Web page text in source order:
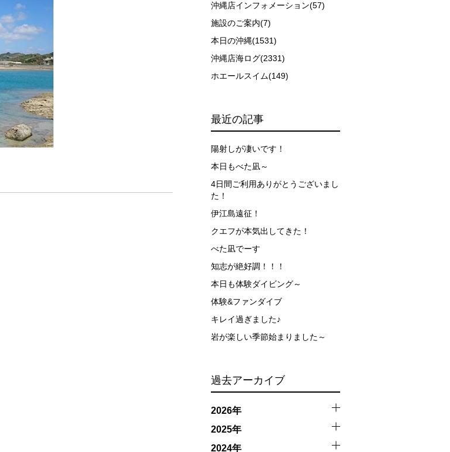
沖縄店インフォメーション(57)
施設のご案内(7)
本日の沖縄(1531)
沖縄店海ログ(2331)
ホエールスイム(149)
最近の記事
陽射しが凄いです！
本日もべた凪～
4日間ご利用ありがとうございまし
た！
伊江島遠征！
クエフが本気出してきた！
べた凪でーす
知志が絶好調！！！
本日も体験ダイビング～
体験&ファンダイブ
キレイ過ぎました♪
岩が楽しい季節始まりました～
過去アーカイブ
2026年
2025年
2024年
努めます。しかし、万が一海にエントリーできなかった場合や、クジラを発見できなかった場合でも返
の波やうねりがある中でスノーケリングを行う場合が多くなります。泳力や体力に自信のない方、また
レベルに達していないと判断した場合には、参加をお断りする場合があります。スキンダイビングの経
返金には応じかねますので、あらかじめご了承ください。これまでの経験については当日ご申告いただ
予測不能なクジラの行動や、クジラとの接触によってトラブルが発生する可能性があります。さらに、
る可能性があります。そして、これらを要因として傷害や損害が発生する場合があります。またホエー
かなる理由があっても、当ツアー開催主催者とガイド、船舶の保有者及び船長に対して損害賠償を請求